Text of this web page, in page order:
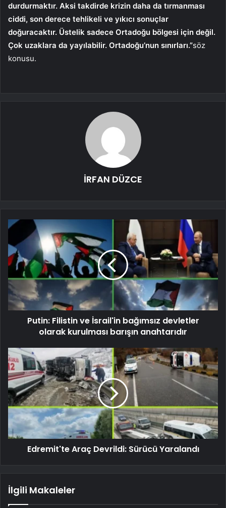
durdurmaktır. Aksi takdirde krizin daha da tırmanması
ciddi, son derece tehlikeli ve yıkıcı sonuçlar
doğuracaktır. Üstelik sadece Ortadoğu bölgesi için değil.
Çok uzaklara da yayılabilir. Ortadoğu’nun sınırları.”söz
konusu.
İRFAN DÜZCE
Putin: Filistin ve İsrail'in bağımsız devletler
olarak kurulması barışın anahtarıdır
Edremit'te Araç Devrildi: Sürücü Yaralandı
İlgili Makaleler